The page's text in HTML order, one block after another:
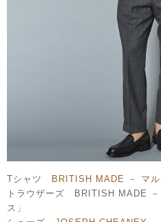
Tシャツ
BRITISH MADE － マ
トラウザーズ BRITISH MADE －
ス」